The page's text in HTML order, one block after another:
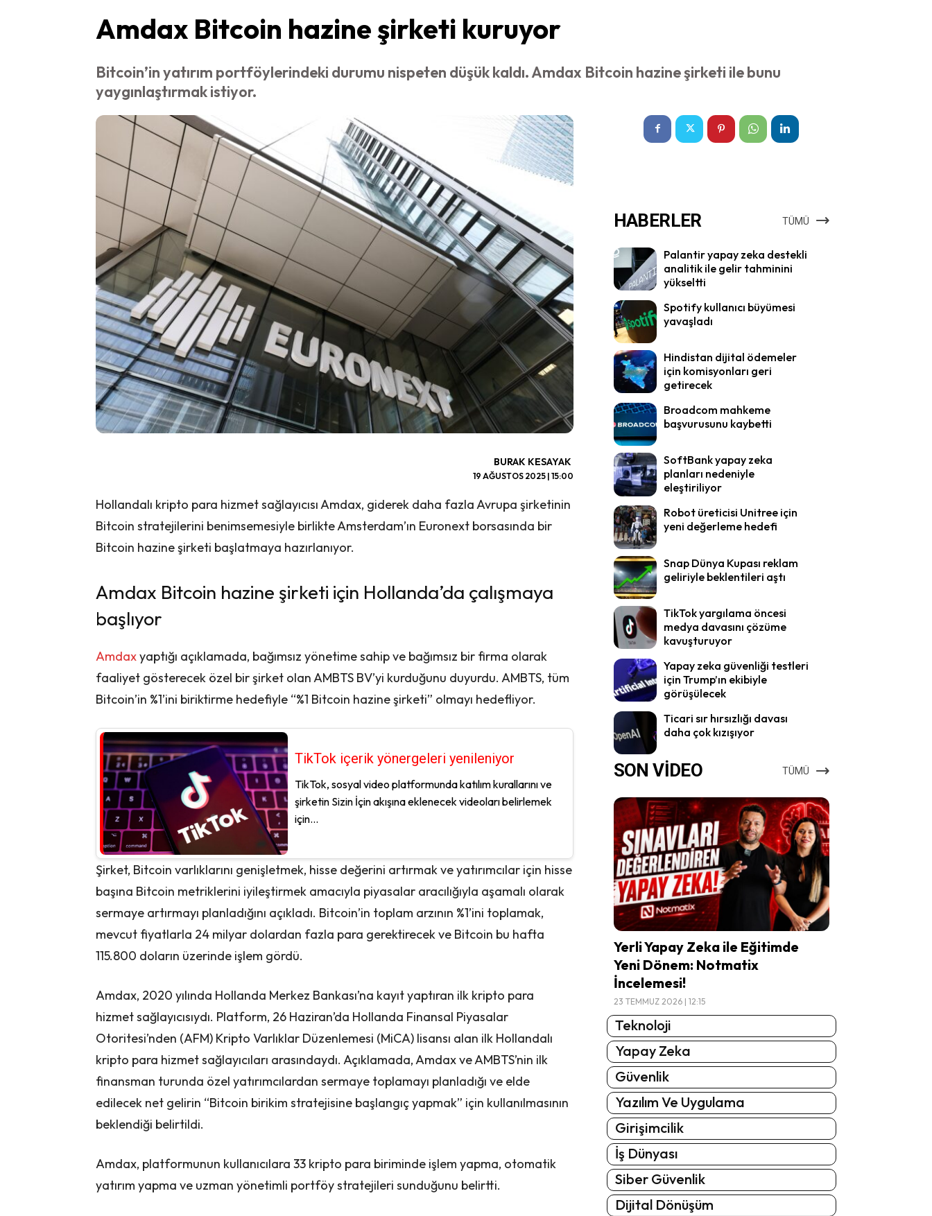
Amdax Bitcoin hazine şirketi kuruyor
Bitcoin’in yatırım portföylerindeki durumu nispeten düşük kaldı. Amdax Bitcoin hazine şirketi ile bunu
yaygınlaştırmak istiyor.
BURAK KESAYAK
19 AĞUSTOS 2025 | 15:00
Hollandalı kripto para hizmet sağlayıcısı Amdax, giderek daha fazla Avrupa şirketinin
Bitcoin stratejilerini benimsemesiyle birlikte Amsterdam’ın Euronext borsasında bir
Bitcoin hazine şirketi başlatmaya hazırlanıyor.
Amdax Bitcoin hazine şirketi için Hollanda’da çalışmaya
başlıyor
Amdaxyaptığı açıklamada, bağımsız yönetime sahip ve bağımsız bir firma olarak
faaliyet gösterecek özel bir şirket olan AMBTS BV’yi kurduğunu duyurdu. AMBTS, tüm
Bitcoin’in %1’ini biriktirme hedefiyle “%1 Bitcoin hazine şirketi” olmayı hedefliyor.
TikTok içerik yönergeleri yenileniyor
TikTok, sosyal video platformunda katılım kurallarını ve
şirketin Sizin İçin akışına eklenecek videoları belirlemek
için...
Şirket, Bitcoin varlıklarını genişletmek, hisse değerini artırmak ve yatırımcılar için hisse
başına Bitcoin metriklerini iyileştirmek amacıyla piyasalar aracılığıyla aşamalı olarak
sermaye artırmayı planladığını açıkladı. Bitcoin’in toplam arzının %1’ini toplamak,
mevcut fiyatlarla 24 milyar dolardan fazla para gerektirecek ve Bitcoin bu hafta
115.800 doların üzerinde işlem gördü.
Amdax, 2020 yılında Hollanda Merkez Bankası’na kayıt yaptıran ilk kripto para
hizmet sağlayıcısıydı. Platform, 26 Haziran’da Hollanda Finansal Piyasalar
Otoritesi’nden (AFM) Kripto Varlıklar Düzenlemesi (MiCA) lisansı alan ilk Hollandalı
kripto para hizmet sağlayıcıları arasındaydı. Açıklamada, Amdax ve AMBTS’nin ilk
finansman turunda özel yatırımcılardan sermaye toplamayı planladığı ve elde
edilecek net gelirin “Bitcoin birikim stratejisine başlangıç yapmak” için kullanılmasının
beklendiği belirtildi.
Amdax, platformunun kullanıcılara 33 kripto para biriminde işlem yapma, otomatik
yatırım yapma ve uzman yönetimli portföy stratejileri sunduğunu belirtti.
HABERLER TÜMÜ
Palantir yapay zeka destekli
analitik ile gelir tahminini
yükseltti
Spotify kullanıcı büyümesi
yavaşladı
Hindistan dijital ödemeler
için komisyonları geri
getirecek
Broadcom mahkeme
başvurusunu kaybetti
SoftBank yapay zeka
planları nedeniyle
eleştiriliyor
Robot üreticisi Unitree için
yeni değerleme hedefi
Snap Dünya Kupası reklam
geliriyle beklentileri aştı
TikTok yargılama öncesi
medya davasını çözüme
kavuşturuyor
Yapay zeka güvenliği testleri
için Trump’ın ekibiyle
görüşülecek
Ticari sır hırsızlığı davası
daha çok kızışıyor
SON VİDEO TÜMÜ
Yerli Yapay Zeka ile Eğitimde
Yeni Dönem: Notmatix
İncelemesi!
23 TEMMUZ 2026 | 12:15
Teknoloji
Yapay Zeka
Güvenlik
Yazılım Ve Uygulama
Girişimcilik
İş Dünyası
Siber Güvenlik
Dijital Dönüşüm